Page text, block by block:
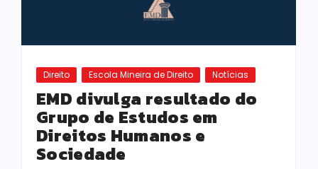
Direito Escola Mineira de Direito Notícias
EMD divulga resultado do
Grupo de Estudos em
Direitos Humanos e
Sociedade